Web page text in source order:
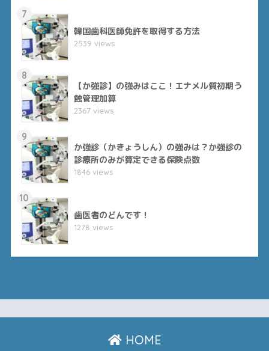
7
韓国歯科医師免許を取得する方法
2539 views
8
【か強診】の強みはここ！エナメル質初期う
蝕管理加算
2367 views
9
か強診（かきょうしん）の強みは？か強診の
診療所のみが算定できる保険点数
1846 views
10
歯医者のどんです！
1278 views
HOME